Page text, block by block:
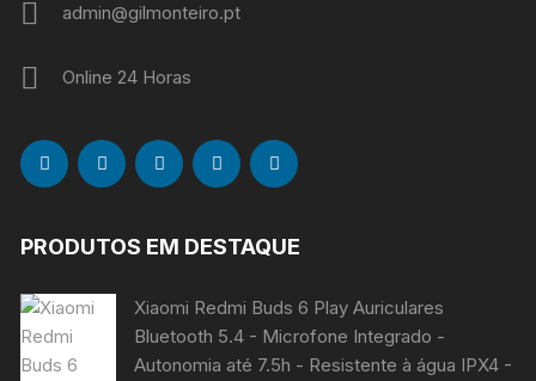
admin@gilmonteiro.pt
Online 24 Horas
PRODUTOS EM DESTAQUE
Xiaomi Redmi Buds 6 Play Auriculares
Bluetooth 5.4 - Microfone Integrado -
Autonomia até 7.5h - Resistente à água IPX4 -